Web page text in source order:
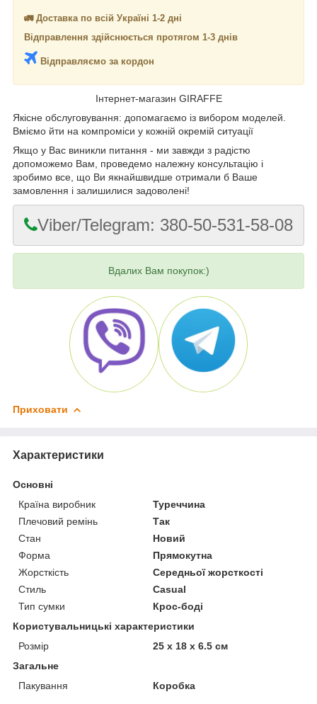
🚛 Доставка по всій Україні 1-2 дні
Відправлення здійснюється протягом 1-3 днів
Відправляємо за кордон
Інтернет-магазин GIRAFFE
Якісне обслуговування: допомагаємо із вибором моделей.
Вміємо йти на компроміси у кожній окремій ситуації
Якщо у Вас виникли питання - ми завжди з радістю
допоможемо Вам, проведемо належну консультацію і
зробимо все, що Ви якнайшвидше отримали б Ваше
замовлення і залишилися задоволені!
Viber/Telegram: 380-50-531-58-08
Вдалих Вам покупок:)
Приховати
Характеристики
Основні
Країна виробник
Туреччина
Плечовий ремінь
Так
Стан
Новий
Форма
Прямокутна
Жорсткість
Середньої жорсткості
Стиль
Casual
Тип сумки
Крос-боді
Користувальницькі характеристики
Розмір
25 х 18 х 6.5 см
Загальне
Пакування
Коробка